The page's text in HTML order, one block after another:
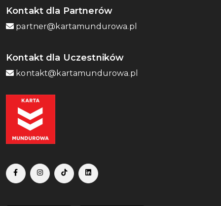
Kontakt dla Partnerów
partner@kartamundurowa.pl
Kontakt dla Uczestników
kontakt@kartamundurowa.pl